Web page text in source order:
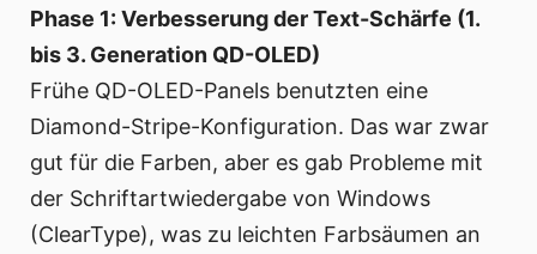
Phase 1: Verbesserung der Text-Schärfe (1.
bis 3. Generation QD-OLED)
Frühe QD-OLED-Panels benutzten eine
Diamond-Stripe-Konfiguration. Das war zwar
gut für die Farben, aber es gab Probleme mit
der Schriftartwiedergabe von Windows
(ClearType), was zu leichten Farbsäumen an